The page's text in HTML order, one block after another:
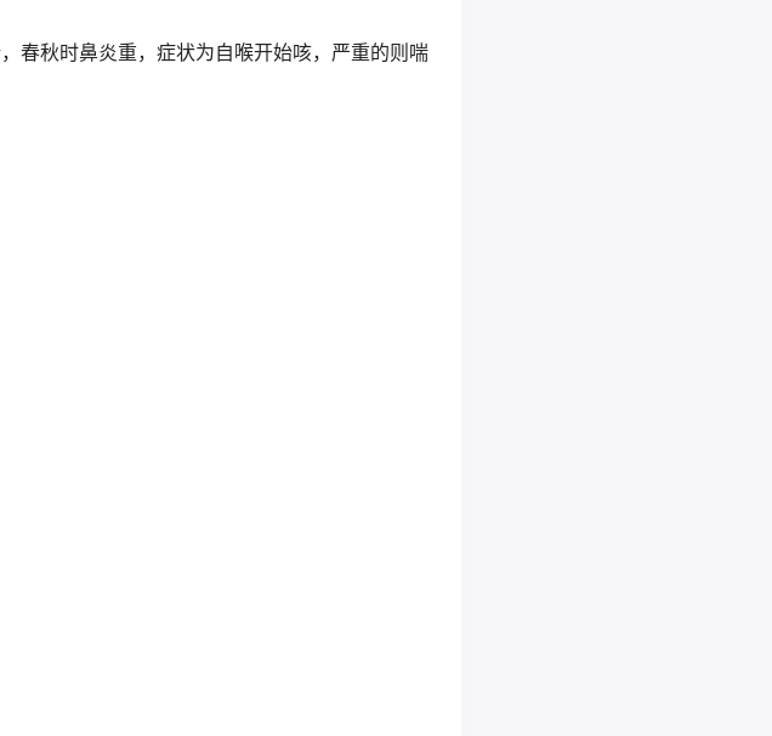
春秋时鼻炎重，症状为自喉开始咳，严重的则喘